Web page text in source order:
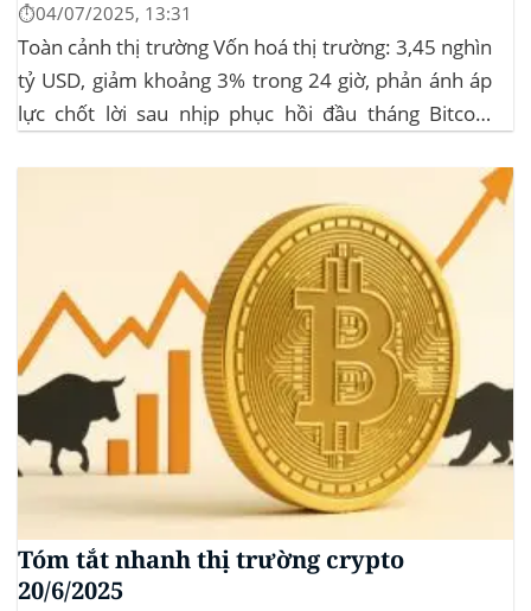
⏱️04/07/2025, 13:31
Toàn cảnh thị trường Vốn hoá thị trường: 3,45 nghìn
tỷ USD, giảm khoảng 3% trong 24 giờ, phản ánh áp
lực chốt lời sau nhịp phục hồi đầu tháng‍ Bitcoin
Tóm tắt nhanh thị trường crypto
20/6/2025